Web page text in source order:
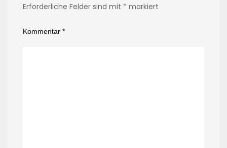
Erforderliche Felder sind mit * markiert
Kommentar *